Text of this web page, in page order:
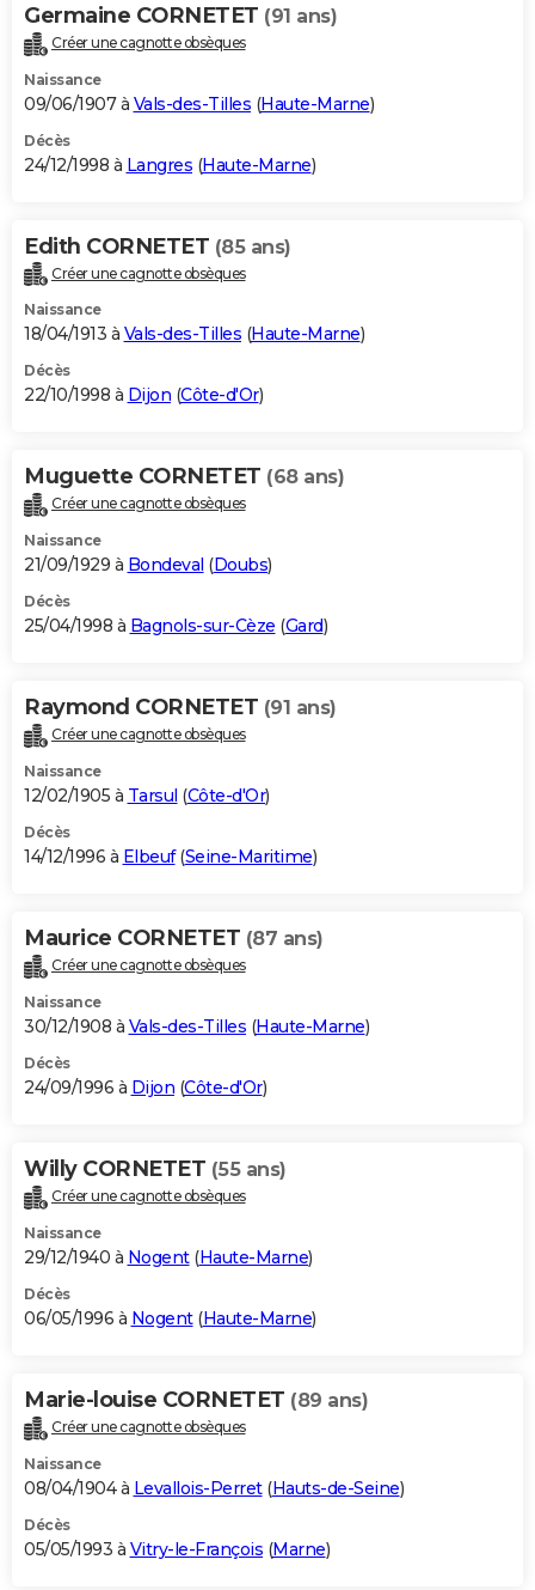
Germaine CORNETET (91 ans)
Créer une cagnotte obsèques
Naissance
09/06/1907 à Vals-des-Tilles (Haute-Marne)
Décès
24/12/1998 à Langres (Haute-Marne)
Edith CORNETET (85 ans)
Créer une cagnotte obsèques
Naissance
18/04/1913 à Vals-des-Tilles (Haute-Marne)
Décès
22/10/1998 à Dijon (Côte-d'Or)
Muguette CORNETET (68 ans)
Créer une cagnotte obsèques
Naissance
21/09/1929 à Bondeval (Doubs)
Décès
25/04/1998 à Bagnols-sur-Cèze (Gard)
Raymond CORNETET (91 ans)
Créer une cagnotte obsèques
Naissance
12/02/1905 à Tarsul (Côte-d'Or)
Décès
14/12/1996 à Elbeuf(Seine-Maritime)
Maurice CORNETET (87 ans)
Créer une cagnotte obsèques
Naissance
30/12/1908 à Vals-des-Tilles (Haute-Marne)
Décès
24/09/1996 à Dijon (Côte-d'Or)
Willy CORNETET (55 ans)
Créer une cagnotte obsèques
Naissance
29/12/1940 à Nogent(Haute-Marne)
Décès
06/05/1996 à Nogent(Haute-Marne)
Marie-louise CORNETET (89 ans)
Créer une cagnotte obsèques
Naissance
08/04/1904 à Levallois-Perret(Hauts-de-Seine)
Décès
05/05/1993 à Vitry-le-François (Marne)